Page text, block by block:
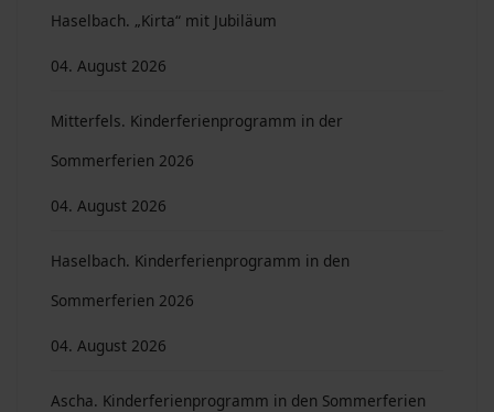
Haselbach. „Kirta“ mit Jubiläum
04. August 2026
Mitterfels. Kinderferienprogramm in der
Sommerferien 2026
04. August 2026
Haselbach. Kinderferienprogramm in den
Sommerferien 2026
04. August 2026
Ascha. Kinderferienprogramm in den Sommerferien